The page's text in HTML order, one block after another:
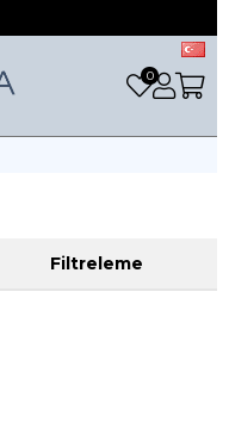
0
Filtreleme